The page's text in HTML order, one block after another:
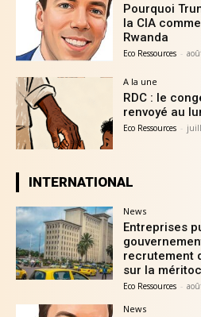
Pourquoi
la CIA
Rwanda
Eco Ressources -
A la une
RDC : le
renvoyé au
Eco Ressources -
INTERNATIONAL
News
Entreprises
recrutement
sur la
Eco Ressources -
News